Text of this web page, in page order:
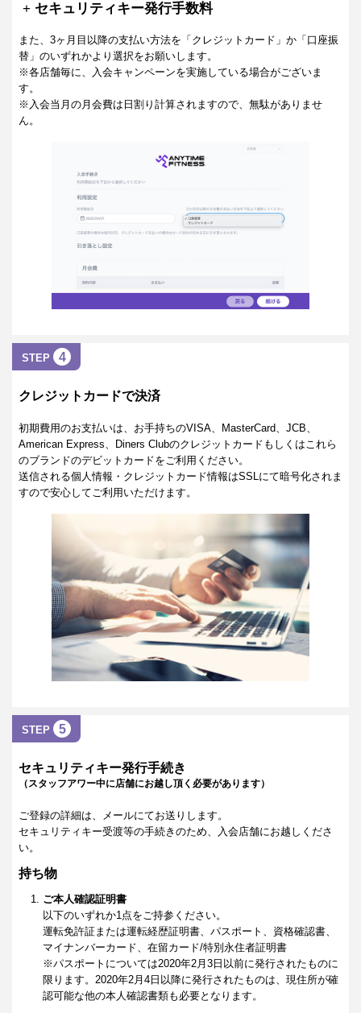
+ セキュリティキー発行手数料
また、3ヶ月目以降の支払い方法を「クレジットカード」か「口座振
替」のいずれかより選択をお願いします。
※各店舗毎に、入会キャンペーンを実施している場合がございま
す。
※入会当月の月会費は日割り計算されますので、無駄がありませ
ん。
STEP 4
クレジットカードで決済
初期費用のお支払いは、お手持ちのVISA、MasterCard、JCB、
American Express、Diners Clubのクレジットカードもしくはこれら
のブランドのデビットカードをご利用ください。
送信される個人情報・クレジットカード情報はSSLにて暗号化されま
すので安心してご利用いただけます。
STEP 5
セキュリティキー発行手続き
（スタッフアワー中に店舗にお越し頂く必要があります）
ご登録の詳細は、メールにてお送りします。
セキュリティキー受渡等の手続きのため、入会店舗にお越しくださ
い。
持ち物
ご本人確認証明書
以下のいずれか1点をご持参ください。
運転免許証または運転経歴証明書、パスポート、資格確認書、
マイナンバーカード、在留カード/特別永住者証明書
※パスポートについては2020年2月3日以前に発行されたものに
限ります。2020年2月4日以降に発行されたものは、現住所が確
認可能な他の本人確認書類も必要となります。